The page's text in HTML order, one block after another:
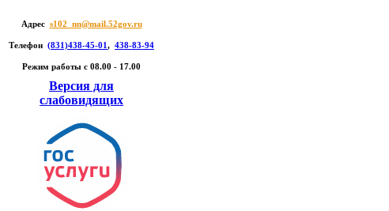
Адрес s102_nn@mail.52gov.ru
Телефон (831)438-45-01 , 438-83-94
Режим работы c 08.00 - 17.00
Версия для
слабовидящих